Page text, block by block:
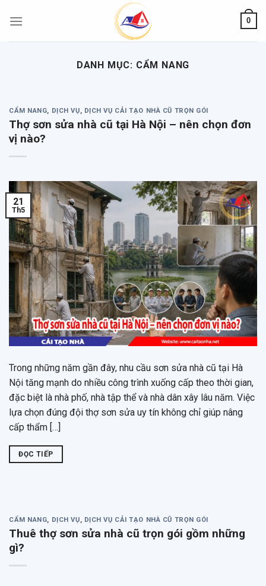
0
DANH MỤC: CẨM NANG
CẨM NANG, DỊCH VỤ, DỊCH VỤ CẢI TẠO NHÀ CŨ TRỌN GÓI
Thợ sơn sửa nhà cũ tại Hà Nội – nên chọn đơn
vị nào?
21
Th5
Trong những năm gần đây, nhu cầu sơn sửa nhà cũ tại Hà
Nội tăng mạnh do nhiều công trình xuống cấp theo thời gian,
đặc biệt là nhà phố, nhà tập thể và nhà dân xây lâu năm. Việc
lựa chọn đúng đội thợ sơn sửa uy tín không chỉ giúp nâng
cấp thẩm […]
ĐỌC TIẾP
CẨM NANG, DỊCH VỤ, DỊCH VỤ CẢI TẠO NHÀ CŨ TRỌN GÓI
Thuê thợ sơn sửa nhà cũ trọn gói gồm những
gì?